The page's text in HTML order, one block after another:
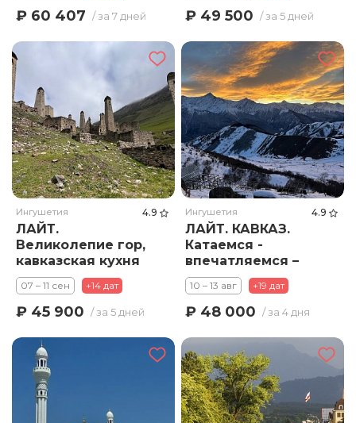
₽ 60 407 / за 7 дней
сердцем.
₽ 49 500 / за 5 дней
Ингушетия 4.9
ЛАЙТ.
Великолепие гор,
кавказская кухня
и тёплая
компания
гарантированы!
07 – 11 сен +14 дат
₽ 45 900 / за 5 дней
Ингушетия 4.9
ЛАЙТ. КАВКАЗ.
Катаемся -
впечатляемся –
объедаемся!
10 – 13 авг +19 дат
₽ 48 000 / за 4 дня